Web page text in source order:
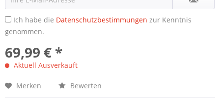
Ich habe die Datenschutzbestimmungen zur Kenntnis
genommen.
69,99 € *
Aktuell Ausverkauft
Merken Bewerten